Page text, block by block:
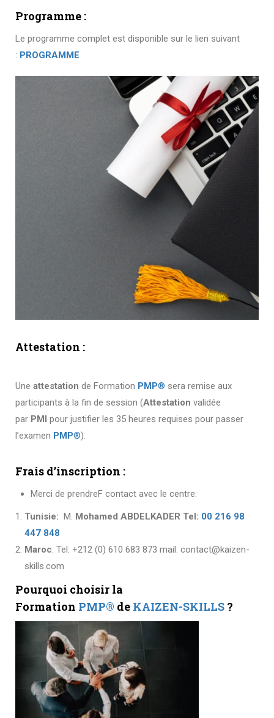
Programme :
Le programme complet est disponible sur le lien suivant
: PROGRAMME
Attestation :
Une attestation de Formation PMP® sera remise aux
participants à la fin de session (Attestation validée
par PMI
pour justifier les 35 heures requises pour passer
l’examen PMP®).
Frais d’inscription :
Merci de prendreF contact avec le centre:
Tunisie: M. Mohamed ABDELKADER Tel: 00 216 98
447 848
Maroc: Tel: +212 (0) 610 683 873 mail: contact@kaizen-
skills.com
Pourquoi choisir la
Formation PMP® de KAIZEN-SKILLS ?